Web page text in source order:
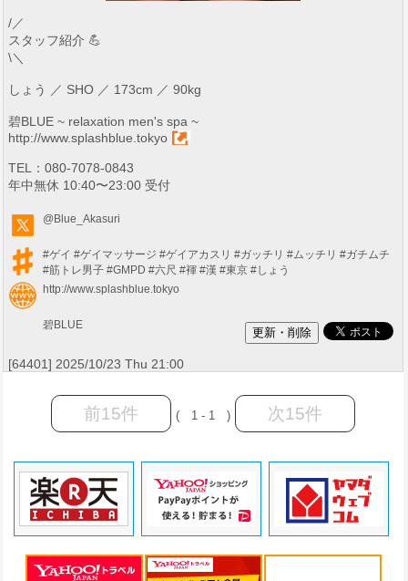
/／
スタッフ紹介 💪
\＼
しょう ／ SHO ／ 173cm ／ 90kg
碧BLUE ~ relaxation men's spa ~
http://www.splashblue.tokyo
TEL：080-7078-0843
年中無休 10:40〜23:00 受付
@Blue_Akasuri
#ゲイ #ゲイマッサージ #ゲイアカスリ #ガッチリ #ムッチリ #ガチムチ
#筋トレ男子 #GMPD #六尺 #褌 #漢 #東京 #しょう
http://www.splashblue.tokyo
碧BLUE
[64401] 2025/10/23 Thu 21:00
前15件 ( 1 - 1 ) 次15件